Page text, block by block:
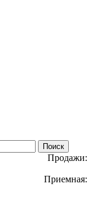
Продажи:
Приемная: